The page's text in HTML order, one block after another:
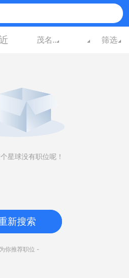
茂名广东 筛选
星球没有职位呢！
新搜索
你推荐职位 -